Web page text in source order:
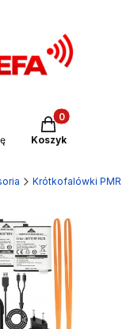
Produkty w
Koszyk
Krótkofalówki PMR